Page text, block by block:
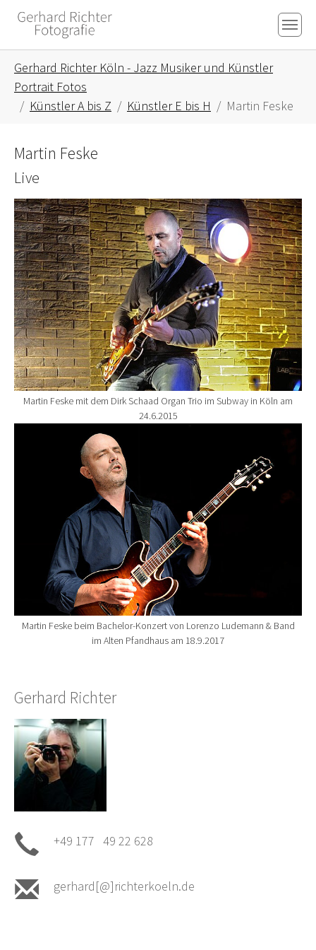
Skip to main content
Skip to page footer
Gerhard Richter Köln - Jazz Musiker und Künstler
Portrait Fotos
Künstler A bis Z
Künstler E bis H Martin Feske
Martin Feske
Live
Show larger version for:
Martin Feske mit dem Dirk Schaad Organ Trio im Subway in Köln am
24.6.2015
Show larger version for:
Martin Feske beim Bachelor-Konzert von Lorenzo Ludemann & Band
im Alten Pfandhaus am 18.9.2017
Gerhard Richter
+49 177 49 22 628
gerhard[@]richterkoeln.de